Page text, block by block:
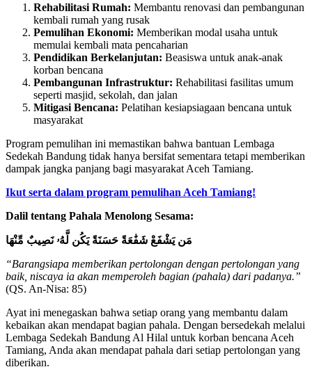
Rehabilitasi Rumah: Membantu renovasi dan pembangunan
kembali rumah yang rusak
Pemulihan Ekonomi: Memberikan modal usaha untuk
memulai kembali mata pencaharian
Pendidikan Berkelanjutan: Beasiswa untuk anak-anak
korban bencana
Pembangunan Infrastruktur: Rehabilitasi fasilitas umum
seperti masjid, sekolah, dan jalan
Mitigasi Bencana: Pelatihan kesiapsiagaan bencana untuk
masyarakat
Program pemulihan ini memastikan bahwa bantuan Lembaga
Sedekah Bandung tidak hanya bersifat sementara tetapi memberikan
dampak jangka panjang bagi masyarakat Aceh Tamiang.
Ikut serta dalam program pemulihan Aceh Tamiang!
Dalil tentang Pahala Menolong Sesama:
مَن يَشْفَعْ شَفَٰعَةً حَسَنَةً يَكُن لَّهُۥ نَصِيبٌ مِّنْهَا
“Barangsiapa memberikan pertolongan dengan pertolongan yang
baik, niscaya ia akan memperoleh bagian (pahala) dari padanya.”
(QS. An-Nisa: 85)
Ayat ini menegaskan bahwa setiap orang yang membantu dalam
kebaikan akan mendapat bagian pahala. Dengan bersedekah melalui
Lembaga Sedekah Bandung Al Hilal untuk korban bencana Aceh
Tamiang, Anda akan mendapat pahala dari setiap pertolongan yang
diberikan.